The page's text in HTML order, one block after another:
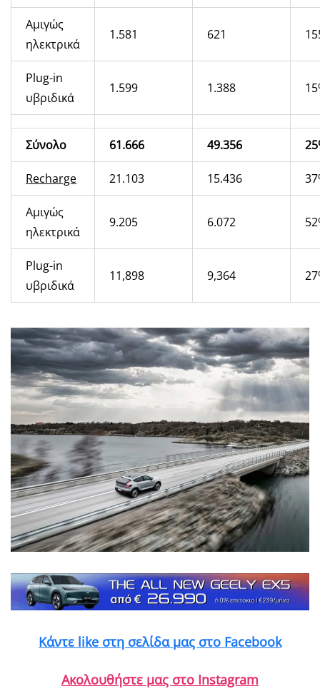
Αμιγώς
ηλεκτρικά
1.581 621
Plug-in
υβριδικά
1.599 1.388
Σύνολο 61.666 49.356
Recharge 21.103 15.436
Αμιγώς
ηλεκτρικά
9.205 6.072
Plug-in
υβριδικά
11,898 9,364
Κάντε like στη σελίδα μας στο Facebook
Ακολουθήστε μας στο Instagram